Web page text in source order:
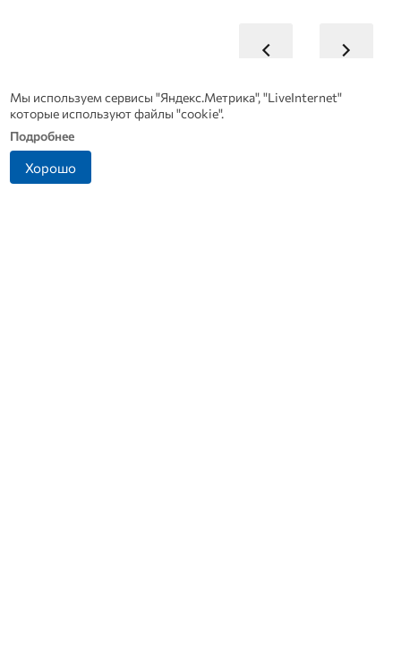
Мы используем сервисы "Яндекс.Метрика", "LiveInternet"
которые используют файлы "cookie".
Подробнее
Хорошо